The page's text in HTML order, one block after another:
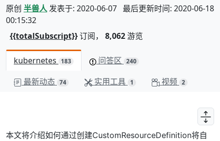
原创 半兽人发表于: 2020-06-07 最后更新时间: 2020-06-18
00:15:32
{{totalSubscript}}订阅， 8,062游览
kubernetes 183 问答区 240
最新动态 74 实用工具 1 视频 2
本文将介绍如何通过创建CustomResourceDefinition将自